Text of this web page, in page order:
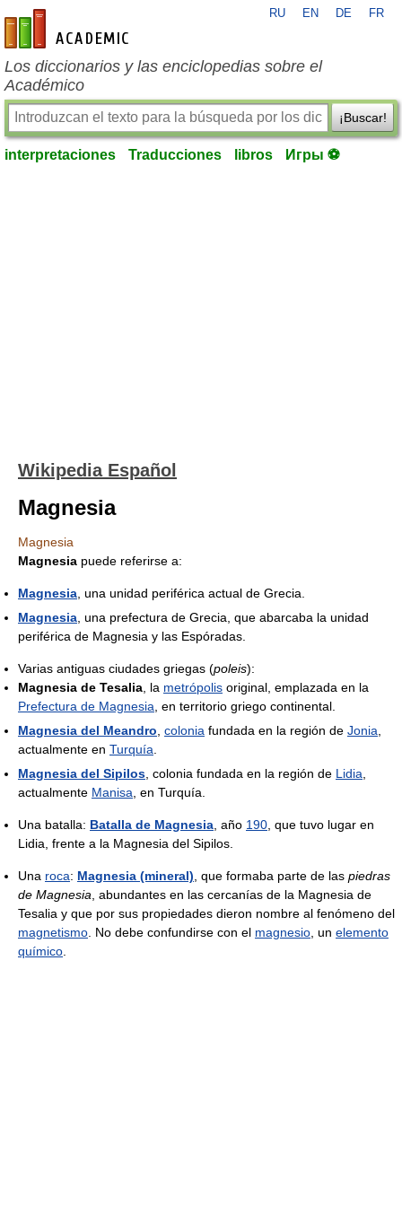
es-academic.com
RU EN DE FR
Los diccionarios y las enciclopedias sobre el
Académico
¡Buscar!
interpretaciones Traducciones libros Игры ⚽
Wikipedia Español
Magnesia
Magnesia
Magnesia puede referirse a:
Magnesia , una unidad periférica actual de Grecia.
Magnesia , una prefectura de Grecia, que abarcaba la unidad
periférica de Magnesia y las Espóradas.
Varias antiguas ciudades griegas (poleis):
Magnesia de Tesalia , la metrópolis original, emplazada en la
Prefectura de Magnesia , en territorio griego continental.
Magnesia del Meandro colonia fundada en la región de Jonia
actualmente en Turquía
Magnesia del Sipilos , colonia fundada en la región de Lidia
actualmente Manisa , en Turquía.
Una batalla: Batalla de Magnesia , año 190 , que tuvo lugar en
Lidia, frente a la Magnesia del Sipilos.
Una roca: Magnesia (mineral) , que formaba parte de las piedras
de Magnesia , abundantes en las cercanías de la Magnesia de
Tesalia y que por sus propiedades dieron nombre al fenómeno del
magnetismo . No debe confundirse con el magnesio , un elemento
químico